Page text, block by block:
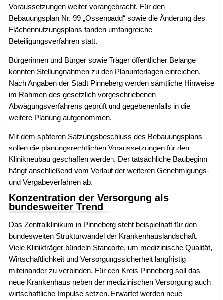
Voraussetzungen weiter vorangebracht. Für den
Bebauungsplan Nr. 99 „Ossenpadd“ sowie die Änderung des
Flächennutzungsplans fanden umfangreiche
Beteiligungsverfahren statt.
Bürgerinnen und Bürger sowie Träger öffentlicher Belange
konnten Stellungnahmen zu den Planunterlagen einreichen.
Nach Angaben der Stadt Pinneberg werden sämtliche Hinweise
im Rahmen des gesetzlich vorgeschriebenen
Abwägungsverfahrens geprüft und gegebenenfalls in die
weitere Planung aufgenommen.
Mit dem späteren Satzungsbeschluss des Bebauungsplans
sollen die planungsrechtlichen Voraussetzungen für den
Klinikneubau geschaffen werden. Der tatsächliche Baubeginn
hängt anschließend vom Verlauf der weiteren Genehmigungs-
und Vergabeverfahren ab.
Konzentration der Versorgung als
bundesweiter Trend
Das Zentralklinikum in Pinneberg steht beispielhaft für den
bundesweiten Strukturwandel der Krankenhauslandschaft.
Viele Klinikträger bündeln Standorte, um medizinische Qualität,
Wirtschaftlichkeit und Versorgungssicherheit langfristig
miteinander zu verbinden. Für den Kreis Pinneberg soll das
neue Krankenhaus neben der medizinischen Versorgung auch
wirtschaftliche Impulse setzen. Erwartet werden neue